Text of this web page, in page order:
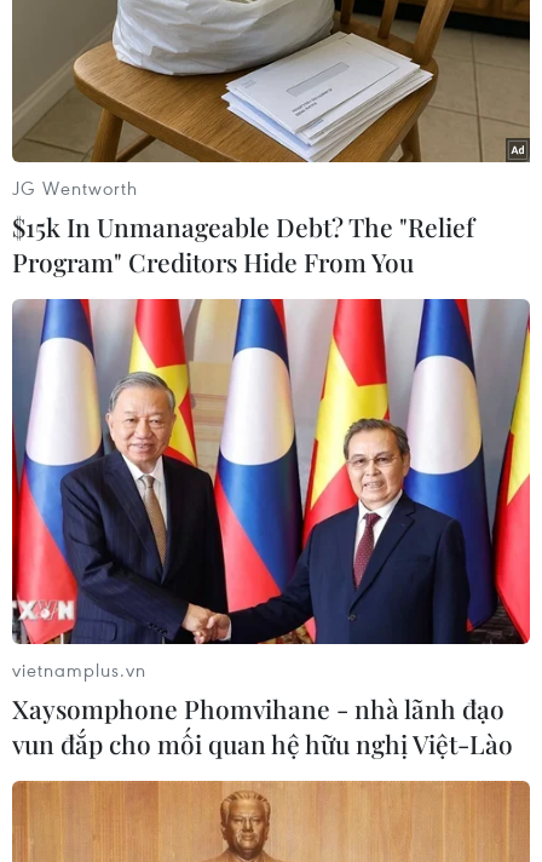
Nỗ lực cải thiện chất lượng nguồn nước
sông Vàm Cỏ Đông
07/09/2014 18:28
Tỉnh Tây Ninh đang nỗ lực trong việc đạt mục tiêu hạn
chế dần các yếu tố gây ô nhiễm để trả lại nguồn nước
trong sạch cho con sông Vàm Cỏ Đông vào năm 2020.
JG Wentworth
$15k In Unmanageable Debt? The "Relief
Program" Creditors Hide From You
vietnamplus.vn
Xaysomphone Phomvihane - nhà lãnh đạo
vun đắp cho mối quan hệ hữu nghị Việt-Lào